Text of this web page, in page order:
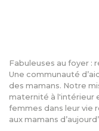
Fabuleuses au foyer :
Une communauté
des mamans. Notre
maternité à l'intérieur
femmes dans leur vie
aux mamans